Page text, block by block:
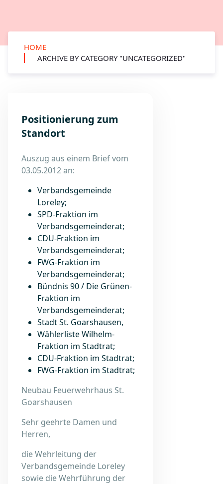
HOME
ARCHIVE BY CATEGORY "UNCATEGORIZED"
Positionierung zum
Standort
Auszug aus einem Brief vom
03.05.2012 an:
Verbandsgemeinde
Loreley;
SPD-Fraktion im
Verbandsgemeinderat;
CDU-Fraktion im
Verbandsgemeinderat;
FWG-Fraktion im
Verbandsgemeinderat;
Bündnis 90 / Die Grünen-
Fraktion im
Verbandsgemeinderat;
Stadt St. Goarshausen,
Wählerliste Wilhelm-
Fraktion im Stadtrat;
CDU-Fraktion im Stadtrat;
FWG-Fraktion im Stadtrat;
Neubau Feuerwehrhaus St.
Goarshausen
Sehr geehrte Damen und
Herren,
die Wehrleitung der
Verbandsgemeinde Loreley
sowie die Wehrführung der